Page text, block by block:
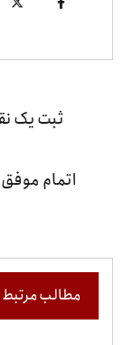
ثبت یک
مطالب مرتبط